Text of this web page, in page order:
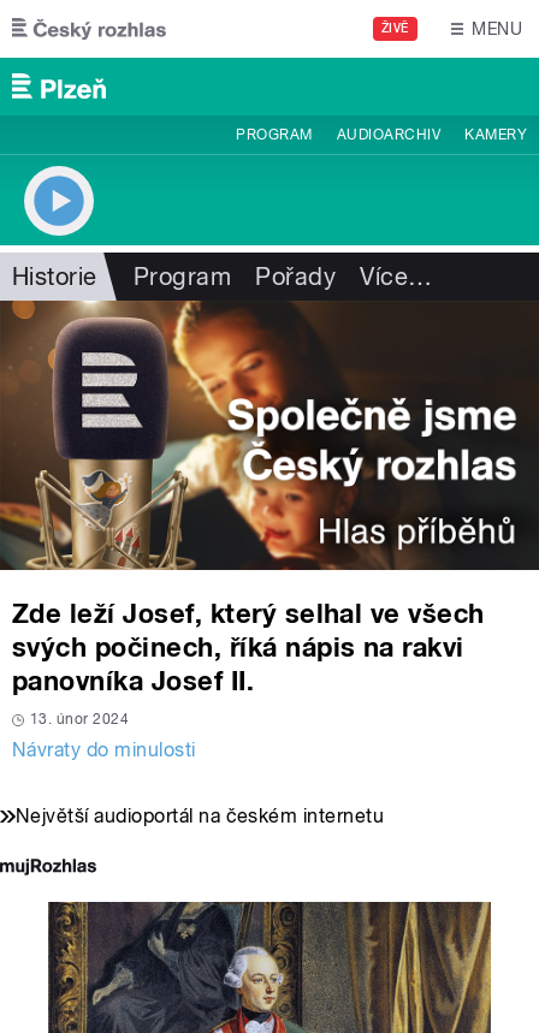
Přejít k hlavnímu obsahu
ŽIVĚ MENU
PROGRAM AUDIOARCHIV KAMERY
Historie Program Pořady Více…
Zde leží Josef, který selhal ve všech
svých počinech, říká nápis na rakvi
panovníka Josef II.
13. únor 2024
Návraty do minulosti
Největší audioportál na českém internetu